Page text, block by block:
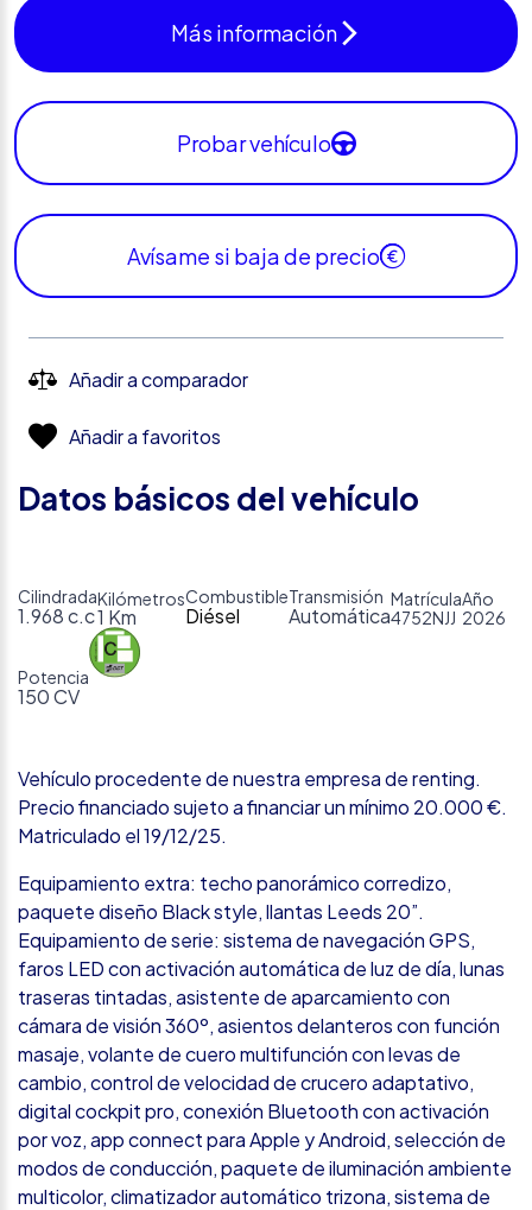
Más información
Probar vehículo
Avísame si baja de precio
Añadir a comparador
Añadir a favoritos
Datos básicos del vehículo
Cilindrada
1.968 c.c
Kilómetros
1 Km
Combustible
Diésel
Transmisión
Automática
Matrícula
4752NJJ
Año
2026
Potencia
150 CV
Vehículo procedente de nuestra empresa de renting.
Precio financiado sujeto a financiar un mínimo 20.000 €.
Matriculado el 19/12/25.
Equipamiento extra: techo panorámico corredizo,
paquete diseño Black style, llantas Leeds 20”.
Equipamiento de serie: sistema de navegación GPS,
faros LED con activación automática de luz de día, lunas
traseras tintadas, asistente de aparcamiento con
cámara de visión 360º, asientos delanteros con función
masaje, volante de cuero multifunción con levas de
cambio, control de velocidad de crucero adaptativo,
digital cockpit pro, conexión Bluetooth con activación
por voz, app connect para Apple y Android, selección de
modos de conducción, paquete de iluminación ambiente
multicolor, climatizador automático trizona, sistema de